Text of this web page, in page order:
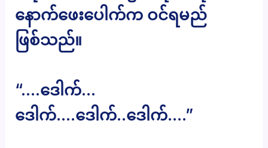
နောက်ဖေးပေါက်က ဝင်ရမည်
ဖြစ်သည်။
“….ဒေါက်…
ဒေါက်….ဒေါက်..ဒေါက်….”